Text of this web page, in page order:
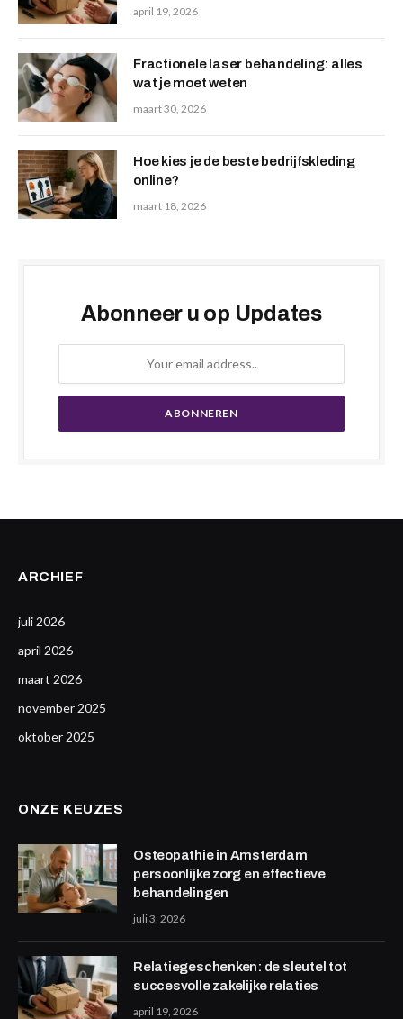
april 19, 2026
Fractionele laser behandeling: alles
wat je moet weten
maart 30, 2026
Hoe kies je de beste bedrijfskleding
online?
maart 18, 2026
Abonneer u op Updates
ARCHIEF
juli 2026
april 2026
maart 2026
november 2025
oktober 2025
ONZE KEUZES
Osteopathie in Amsterdam
persoonlijke zorg en effectieve
behandelingen
juli 3, 2026
Relatiegeschenken: de sleutel tot
succesvolle zakelijke relaties
april 19, 2026